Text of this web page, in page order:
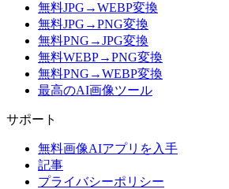
無料JPG→WEBP変換
無料JPG→PNG変換
無料PNG→JPG変換
無料WEBP→PNG変換
無料PNG→WEBP変換
最高のAI画像ツール
サポート
無料画像AIアプリを入手
記事
プライバシーポリシー